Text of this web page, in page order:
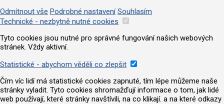
Odmítnout vše Podrobné nastavení Souhlasím
Technické - nezbytně nutné cookies
Tyto cookies jsou nutné pro správné fungování našich webových
stránek. Vždy aktivní.
Statistické - abychom věděli co zlepšit
Čím víc lidí má statistické cookies zapnuté, tím lépe můžeme naše
stránky vyladit. Tyto cookies shromažďují informace o tom, jak lidé
web používají, které stránky navštívili, na co klikají. a na které odkazy